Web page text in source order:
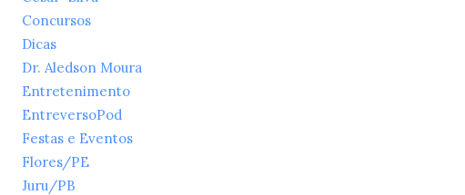
Concursos
Dicas
Dr. Aledson Moura
Entretenimento
EntreversoPod
Festas e Eventos
Flores/PE
Juru/PB